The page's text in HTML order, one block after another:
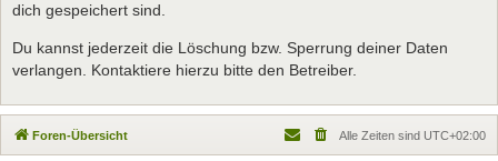
dich gespeichert sind.
Du kannst jederzeit die Löschung bzw. Sperrung deiner Daten
verlangen. Kontaktiere hierzu bitte den Betreiber.
Foren-Übersicht Alle Zeiten sind UTC+02:00